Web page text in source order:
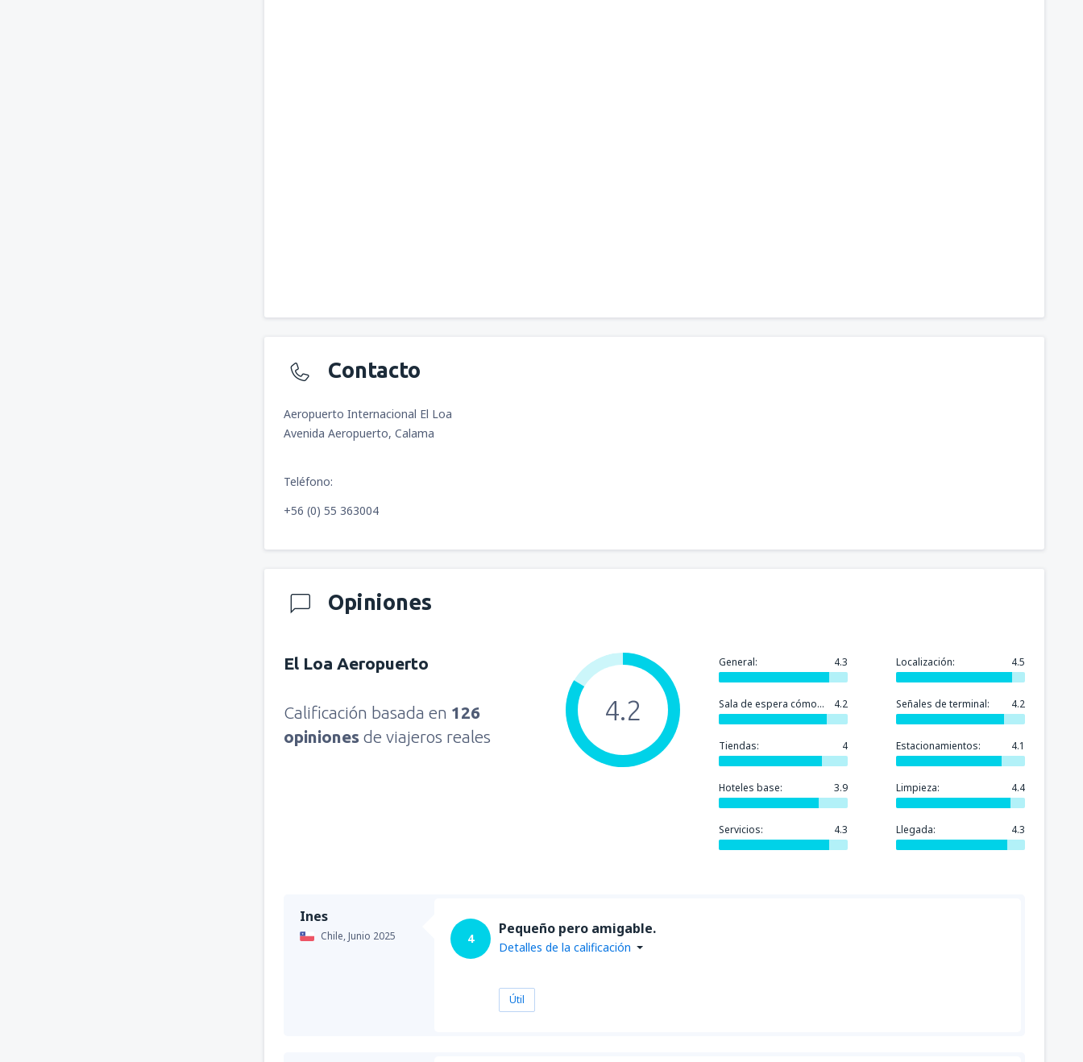
Contacto
Aeropuerto Internacional El Loa
Avenida Aeropuerto, Calama
Teléfono:
+56 (0) 55 363004
Opiniones
El Loa Aeropuerto
Calificación basada en 126
opiniones de viajeros reales
General: 4.3 Localización: 4.5
Sala de espera cómoda: 4.2 Señales de terminal: 4.2
Tiendas: 4 Estacionamientos: 4.1
Hoteles base: 3.9 Limpieza: 4.4
Servicios: 4.3 Llegada: 4.3
4.2
Ines
Chile,Junio 2025 4
Pequeño pero amigable.
Detalles de la calificación
Útil